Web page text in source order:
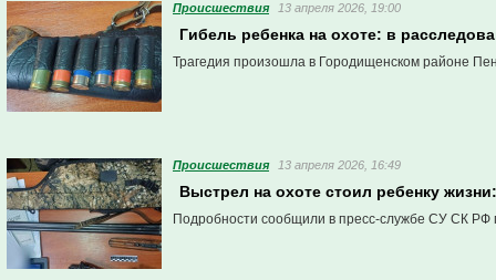
Проиcшествия 13 апреля 2026, 19:00
Гибель ребенка на охоте: в
Трагедия произошла в Городищенском районе
Проиcшествия 13 апреля 2026, 16:49
Выстрел на охоте стоил ребенку
Подробности сообщили в пресс-службе СУ СК РФ